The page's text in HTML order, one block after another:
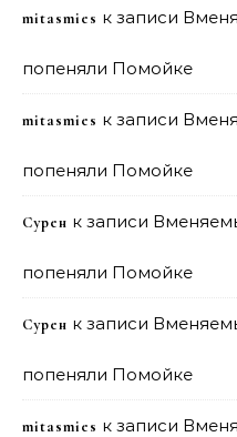
mitasmies к записи
попеняли Помойке
mitasmies к записи
попеняли Помойке
Сурен к записи
попеняли Помойке
Сурен к записи
попеняли Помойке
mitasmies к записи